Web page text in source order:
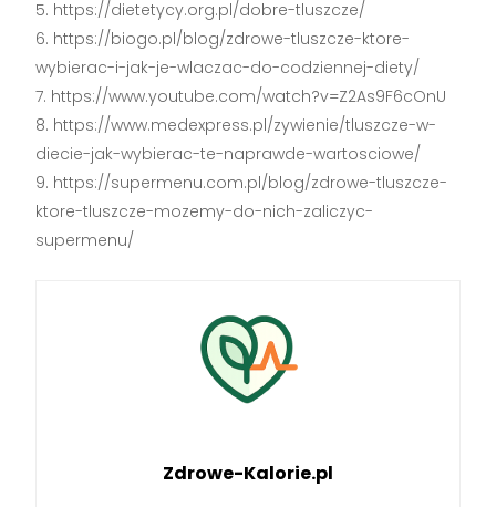
https://dietetycy.org.pl/dobre-tluszcze/
https://biogo.pl/blog/zdrowe-tluszcze-ktore-
wybierac-i-jak-je-wlaczac-do-codziennej-diety/
https://www.youtube.com/watch?v=Z2As9F6cOnU
https://www.medexpress.pl/zywienie/tluszcze-w-
diecie-jak-wybierac-te-naprawde-wartosciowe/
https://supermenu.com.pl/blog/zdrowe-tluszcze-
ktore-tluszcze-mozemy-do-nich-zaliczyc-
supermenu/
Zdrowe-Kalorie.pl